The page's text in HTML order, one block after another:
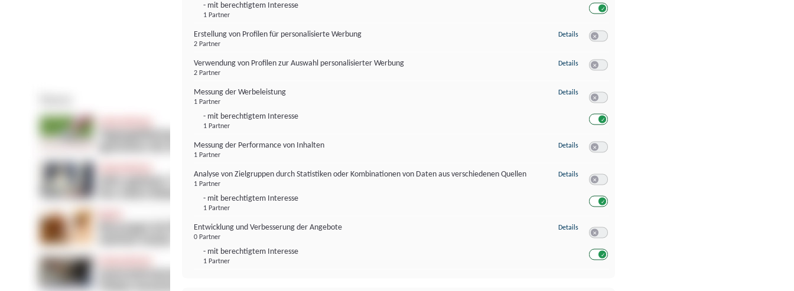
- mit berechtigtem Interesse
1 Partner
Erstellung von Profilen für personalisierte Werbung
2 Partner
Details zu Erstellung von Profilen für personalisierte Werbung
Verwendung von Profilen zur Auswahl personalisierter Werbung
2 Partner
Details zu Verwendung von Profilen zur Auswahl personalisierter Werbung
Messung der Werbeleistung
1 Partner
- mit berechtigtem Interesse
1 Partner
Details zu Messung der Werbeleistung
Messung der Performance von Inhalten
1 Partner
Details zu Messung der Performance von Inhalten
Analyse von Zielgruppen durch Statistiken oder Kombinationen von Daten aus verschiedenen Quellen
1 Partner
- mit berechtigtem Interesse
1 Partner
Details zu Analyse von Zielgruppen durch Statistiken oder Kombinationen von
Entwicklung und Verbesserung der Angebote
0 Partner
- mit berechtigtem Interesse
1 Partner
Details zu Entwicklung und Verbesserung der Angebote